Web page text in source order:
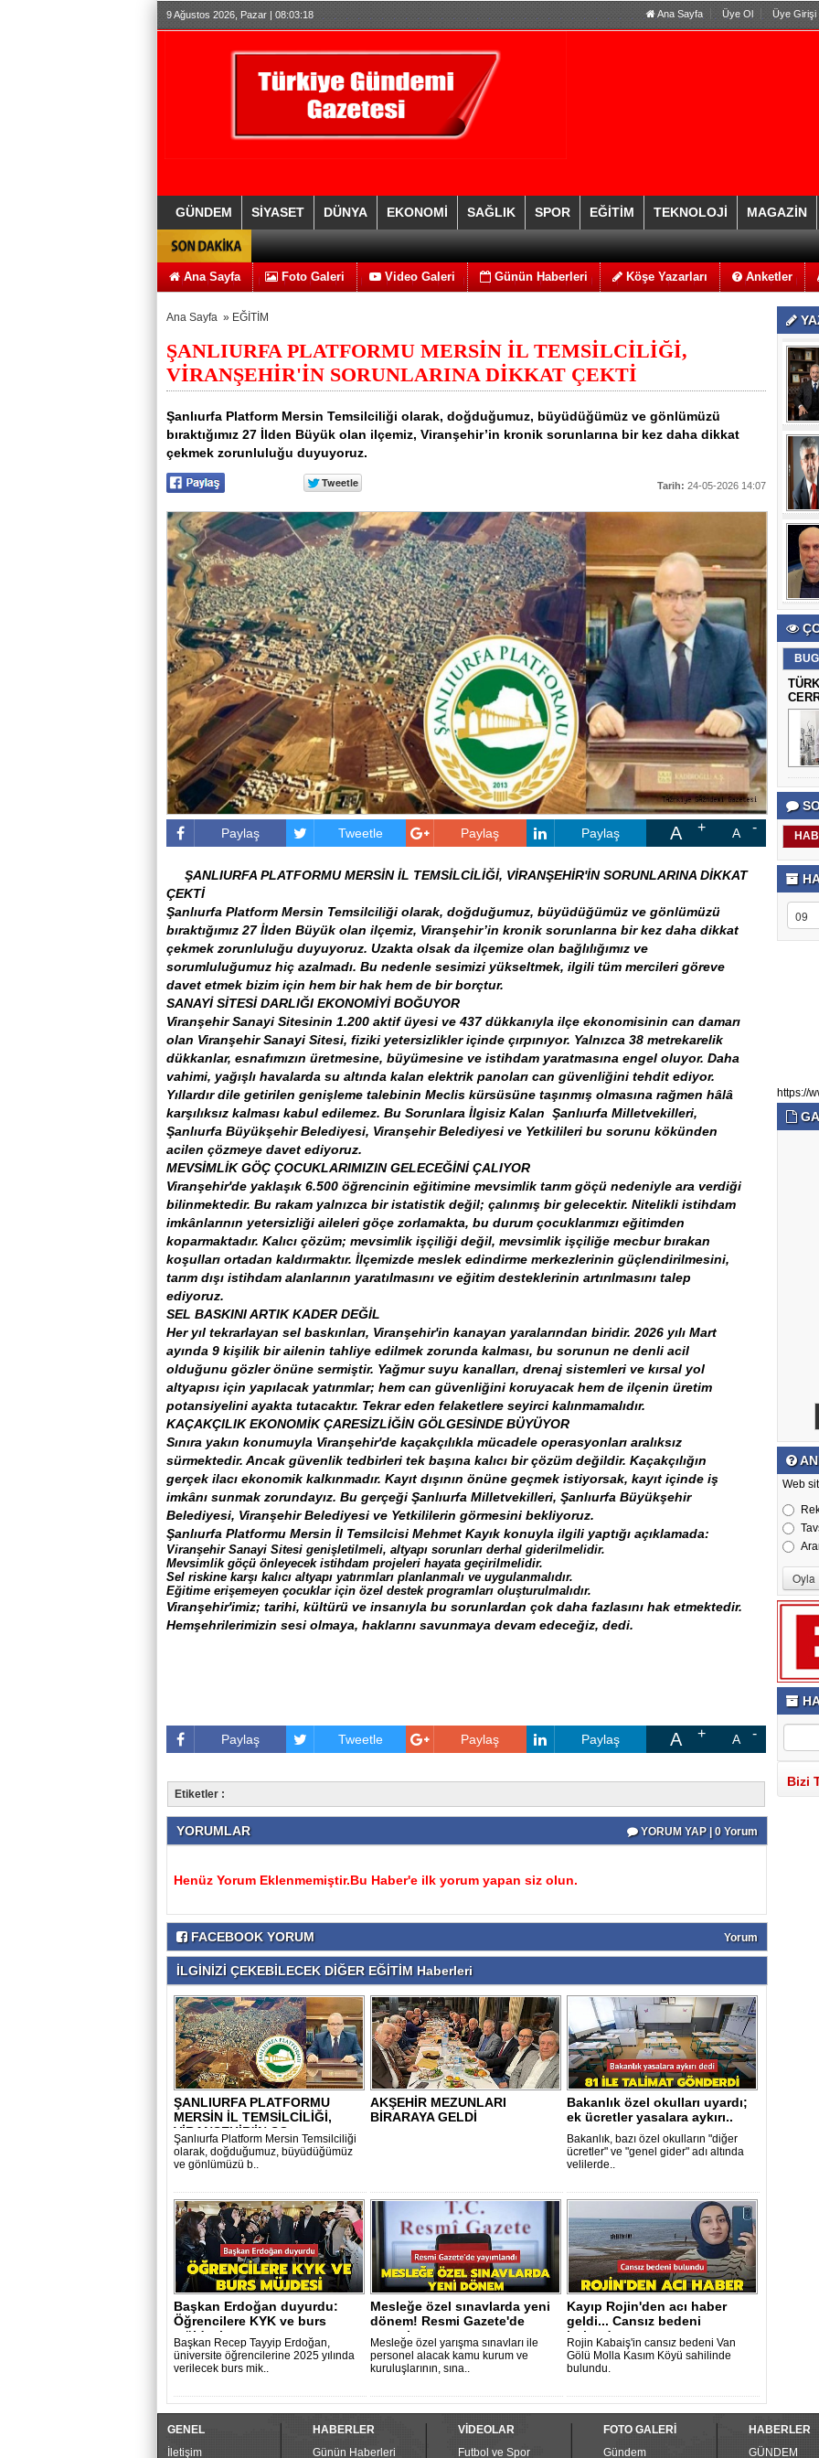
9 Ağustos 2026, Pazar | 08:03:19 Ana Sayfa Üye Ol Üye Girişi
GÜNDEM SİYASET DÜNYA EKONOMİ SAĞLIK SPOR EĞİTİM TEKNOLOJİ MAGAZİN
Ana Sayfa Foto Galeri Video Galeri Günün Haberleri Köşe Yazarları Anketler
Ana Sayfa » EĞİTİM
ŞANLIURFA PLATFORMU MERSİN İL TEMSİLCİLİĞİ,
VİRANŞEHİR'İN SORUNLARINA DİKKAT ÇEKTİ
Şanlıurfa Platform Mersin Temsilciliği olarak, doğduğumuz, büyüdüğümüz ve gönlümüzü
bıraktığımız 27 İlden Büyük olan ilçemiz, Viranşehir’in kronik sorunlarına bir kez daha dikkat
çekmek zorunluluğu duyuyoruz.
Tarih: 24-05-2026 14:07
Paylaş Tweetle Paylaş Paylaş A A
ŞANLIURFA PLATFORMU MERSİN İL TEMSİLCİLİĞİ, VİRANŞEHİR'İN SORUNLARINA DİKKAT
ÇEKTİ
Şanlıurfa Platform Mersin Temsilciliği olarak, doğduğumuz, büyüdüğümüz ve gönlümüzü
bıraktığımız 27 İlden Büyük olan ilçemiz, Viranşehir’in kronik sorunlarına bir kez daha dikkat
çekmek zorunluluğu duyuyoruz. Uzakta olsak da ilçemize olan bağlılığımız ve
sorumluluğumuz hiç azalmadı. Bu nedenle sesimizi yükseltmek, ilgili tüm mercileri göreve
davet etmek bizim için hem bir hak hem de bir borçtur.
SANAYİ SİTESİ DARLIĞI EKONOMİYİ BOĞUYOR
Viranşehir Sanayi Sitesinin 1.200 aktif üyesi ve 437 dükkanıyla ilçe ekonomisinin can damarı
olan Viranşehir Sanayi Sitesi, fiziki yetersizlikler içinde çırpınıyor. Yalnızca 38 metrekarelik
dükkanlar, esnafımızın üretmesine, büyümesine ve istihdam yaratmasına engel oluyor. Daha
vahimi, yağışlı havalarda su altında kalan elektrik panoları can güvenliğini tehdit ediyor.
Yıllardır dile getirilen genişleme talebinin Meclis kürsüsüne taşınmış olmasına rağmen hâlâ
karşılıksız kalması kabul edilemez. Bu Sorunlara İlgisiz Kalan Şanlıurfa Milletvekilleri,
Şanlıurfa Büyükşehir Belediyesi, Viranşehir Belediyesi ve Yetkilileri bu sorunu kökünden
acilen çözmeye davet ediyoruz.
MEVSİMLİK GÖÇ ÇOCUKLARIMIZIN GELECEĞİNİ ÇALIYOR
Viranşehir'de yaklaşık 6.500 öğrencinin eğitimine mevsimlik tarım göçü nedeniyle ara verdiği
bilinmektedir. Bu rakam yalnızca bir istatistik değil; çalınmış bir gelecektir. Nitelikli istihdam
imkânlarının yetersizliği aileleri göçe zorlamakta, bu durum çocuklarımızı eğitimden
koparmaktadır. Kalıcı çözüm; mevsimlik işçiliği değil, mevsimlik işçiliğe mecbur bırakan
koşulları ortadan kaldırmaktır. İlçemizde meslek edindirme merkezlerinin güçlendirilmesini,
tarım dışı istihdam alanlarının yaratılmasını ve eğitim desteklerinin artırılmasını talep
ediyoruz.
SEL BASKINI ARTIK KADER DEĞİL
Her yıl tekrarlayan sel baskınları, Viranşehir'in kanayan yaralarından biridir. 2026 yılı Mart
ayında 9 kişilik bir ailenin tahliye edilmek zorunda kalması, bu sorunun ne denli acil
olduğunu gözler önüne sermiştir. Yağmur suyu kanalları, drenaj sistemleri ve kırsal yol
altyapısı için yapılacak yatırımlar; hem can güvenliğini koruyacak hem de ilçenin üretim
potansiyelini ayakta tutacaktır. Tekrar eden felaketlere seyirci kalınmamalıdır.
KAÇAKÇILIK EKONOMİK ÇARESİZLİĞİN GÖLGESİNDE BÜYÜYOR
Sınıra yakın konumuyla Viranşehir'de kaçakçılıkla mücadele operasyonları aralıksız
sürmektedir. Ancak güvenlik tedbirleri tek başına kalıcı bir çözüm değildir. Kaçakçılığın
gerçek ilacı ekonomik kalkınmadır. Kayıt dışının önüne geçmek istiyorsak, kayıt içinde iş
imkânı sunmak zorundayız. Bu gerçeği Şanlıurfa Milletvekilleri, Şanlıurfa Büyükşehir
Belediyesi, Viranşehir Belediyesi ve Yetkililerin görmesini bekliyoruz.
Şanlıurfa Platformu Mersin İl Temsilcisi Mehmet Kayık konuyla ilgili yaptığı açıklamada:
Viranşehir Sanayi Sitesi genişletilmeli, altyapı sorunları derhal giderilmelidir.
Mevsimlik göçü önleyecek istihdam projeleri hayata geçirilmelidir.
Sel riskine karşı kalıcı altyapı yatırımları planlanmalı ve uygulanmalıdır.
Eğitime erişemeyen çocuklar için özel destek programları oluşturulmalıdır.
Viranşehir'imiz; tarihi, kültürü ve insanıyla bu sorunlardan çok daha fazlasını hak etmektedir.
Hemşehrilerimizin sesi olmaya, haklarını savunmaya devam edeceğiz, dedi.
Paylaş Tweetle Paylaş Paylaş A A
Etiketler :
YORUMLAR YORUM YAP | 0 Yorum
Henüz Yorum Eklenmemiştir.Bu Haber'e ilk yorum yapan siz olun.
FACEBOOK YORUM Yorum
İLGİNİZİ ÇEKEBİLECEK DİĞER EĞİTİM Haberleri
ŞANLIURFA PLATFORMU
MERSİN İL TEMSİLCİLİĞİ,
VİRANŞEHİR'İN SO..
Şanlıurfa Platform Mersin Temsilciliği
olarak, doğduğumuz, büyüdüğümüz
ve gönlümüzü b..
AKŞEHİR MEZUNLARI
BİRARAYA GELDİ
Bakanlık özel okulları uyardı;
ek ücretler yasalara aykırı..
Bakanlık, bazı özel okulların "diğer
ücretler" ve "genel gider" adı altında
velilerde..
Başkan Erdoğan duyurdu:
Öğrencilere KYK ve burs
müjdesi
Başkan Recep Tayyip Erdoğan,
üniversite öğrencilerine 2025 yılında
verilecek burs mik..
Mesleğe özel sınavlarda yeni
dönem! Resmi Gazete'de
yayımlan..
Mesleğe özel yarışma sınavları ile
personel alacak kamu kurum ve
kuruluşlarının, sına..
Kayıp Rojin'den acı haber
geldi... Cansız bedeni
bulundu
Rojin Kabaiş'in cansız bedeni Van
Gölü Molla Kasım Köyü sahilinde
bulundu.
https://
Web
Bizi
GENEL
İletişim
HABERLER
Günün Haberleri
VİDEOLAR
Futbol ve Spor
FOTO GALERİ
Gündem
HABERLER
GÜNDEM